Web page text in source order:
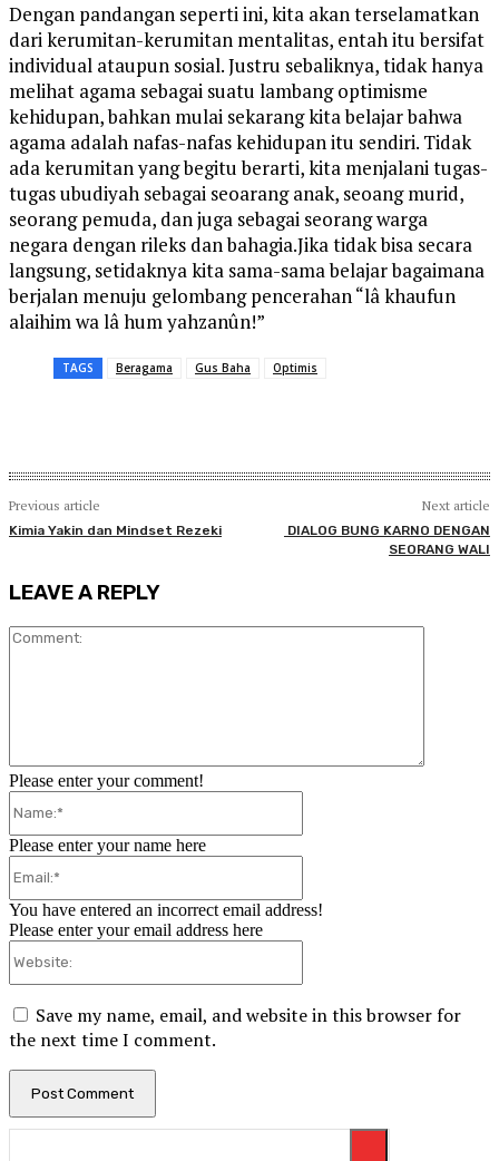
Dengan pandangan seperti ini, kita akan terselamatkan
dari kerumitan-kerumitan mentalitas, entah itu bersifat
individual ataupun sosial. Justru sebaliknya, tidak hanya
melihat agama sebagai suatu lambang optimisme
kehidupan, bahkan mulai sekarang kita belajar bahwa
agama adalah nafas-nafas kehidupan itu sendiri. Tidak
ada kerumitan yang begitu berarti, kita menjalani tugas-
tugas ubudiyah sebagai seoarang anak, seoang murid,
seorang pemuda, dan juga sebagai seorang warga
negara dengan rileks dan bahagia.Jika tidak bisa secara
langsung, setidaknya kita sama-sama belajar bagaimana
berjalan menuju gelombang pencerahan “lâ khaufun
alaihim wa lâ hum yahzanûn!”
TAGS Beragama Gus Baha Optimis
Previous article
Kimia Yakin dan Mindset Rezeki
Next article
DIALOG BUNG KARNO DENGAN
SEORANG WALI
LEAVE A REPLY
Please enter your comment!
Please enter your name here
You have entered an incorrect email address!
Please enter your email address here
Save my name, email, and website in this browser for
the next time I comment.